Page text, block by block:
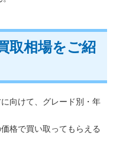
取相場をご紹
向けて、グレード別・年
格で買い取ってもらえる